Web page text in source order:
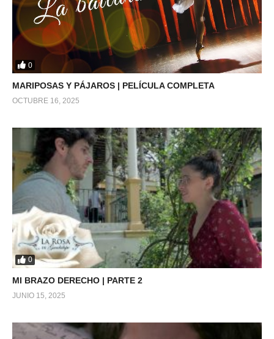
0
MARIPOSAS Y PÁJAROS | PELÍCULA COMPLETA
OCTUBRE 16, 2025
0
MI BRAZO DERECHO | PARTE 2
JUNIO 15, 2025